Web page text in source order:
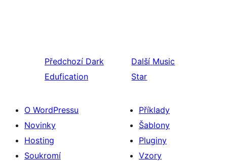
Předchozí Dark
Edufication
Další Music
Star
O WordPressu
Novinky
Hosting
Soukromí
Příklady
Šablony
Pluginy
Vzory